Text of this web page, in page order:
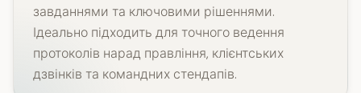
завданнями та ключовими рішеннями.
Ідеально підходить для точного ведення
протоколів нарад правління, клієнтських
дзвінків та командних стендапів.